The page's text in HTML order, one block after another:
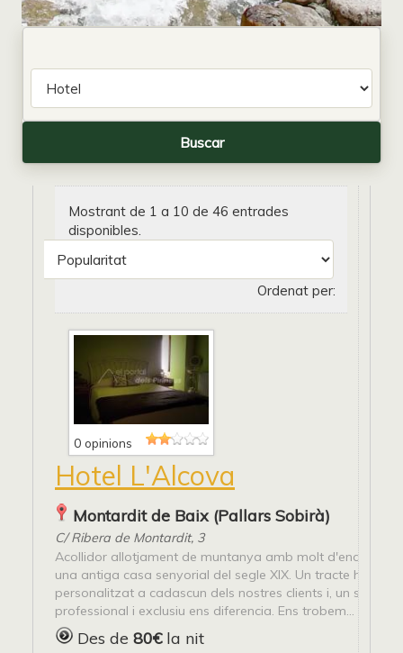
Mostrant de 1 a 10 de 46 entrades
disponibles.
Ordenat per:
0 opinions
Hotel L'Alcova
Montardit de Baix (Pallars Sobirà)
C/ Ribera de Montardit, 3
Acollidor allotjament de muntanya amb molt d'encant i
una antiga casa senyorial del segle XIX. Un tracte humà i
personalitzat a cadascun dels nostres clients i, un servei
professional i exclusiu ens diferencia. Ens trobem...
Des de 80€la nit